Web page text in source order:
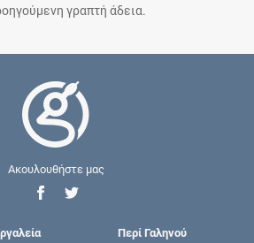
γραπτή άδεια.
Ακουλουθήστε μας
Περί Γαληνού